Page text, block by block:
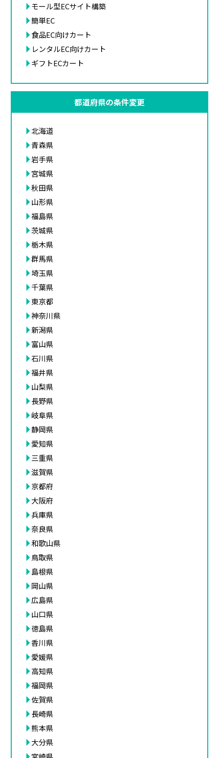
モール型ECサイト構築
簡単EC
食品EC向けカート
レンタルEC向けカート
ギフトECカート
都道府県の条件変更
北海道
青森県
岩手県
宮城県
秋田県
山形県
福島県
茨城県
栃木県
群馬県
埼玉県
千葉県
東京都
神奈川県
新潟県
富山県
石川県
福井県
山梨県
長野県
岐阜県
静岡県
愛知県
三重県
滋賀県
京都府
大阪府
兵庫県
奈良県
和歌山県
鳥取県
島根県
岡山県
広島県
山口県
徳島県
香川県
愛媛県
高知県
福岡県
佐賀県
長崎県
熊本県
大分県